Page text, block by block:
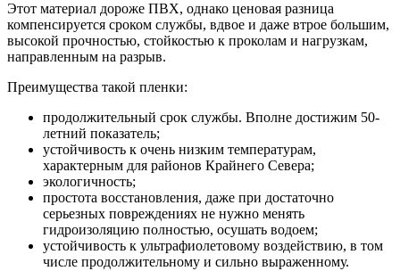
Этот материал дороже ПВХ, однако ценовая разница
компенсируется сроком службы, вдвое и даже втрое большим,
высокой прочностью, стойкостью к проколам и нагрузкам,
направленным на разрыв.
Преимущества такой пленки:
продолжительный срок службы. Вполне достижим 50-
летний показатель;
устойчивость к очень низким температурам,
характерным для районов Крайнего Севера;
экологичность;
простота восстановления, даже при достаточно
серьезных повреждениях не нужно менять
гидроизоляцию полностью, осушать водоем;
устойчивость к ультрафиолетовому воздействию, в том
числе продолжительному и сильно выраженному.